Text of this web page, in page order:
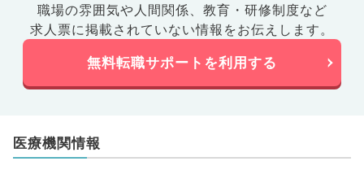
職場の雰囲気や人間関係、 教育・研修制度など
求人票に掲載されていない情報をお伝えします。
無料転職サポートを利用する
医療機関情報